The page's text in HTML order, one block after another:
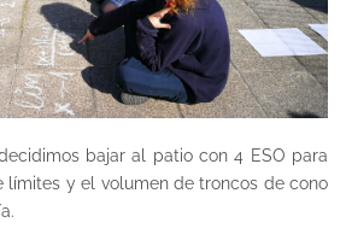
bajar al patio con 4 ESO para
límites y el volumen de troncos de cono